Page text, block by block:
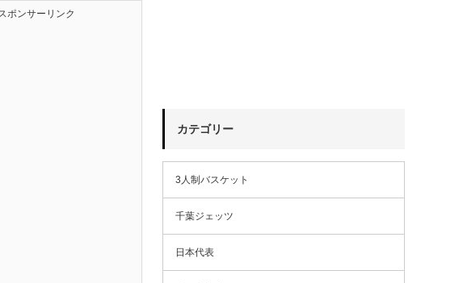
ポンサーリンク
カテゴリー
3人制バスケット
千葉ジェッツ
日本代表